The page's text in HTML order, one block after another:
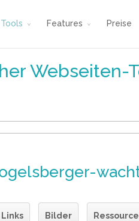
Features Preise
Webseiten-
Links Bilder